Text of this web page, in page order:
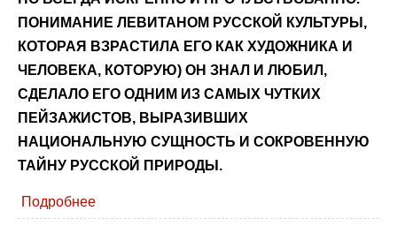
ПОНИМАНИЕ ЛЕВИТАНОМ РУССКОЙ КУЛЬТУРЫ,
КОТОРАЯ ВЗРАСТИЛА ЕГО КАК ХУДОЖНИКА И
ЧЕЛОВЕКА, КОТОРУЮ) ОН ЗНАЛ И ЛЮБИЛ,
СДЕЛАЛО ЕГО ОДНИМ ИЗ САМЫХ ЧУТКИХ
ПЕЙЗАЖИСТОВ, ВЫРАЗИВШИХ
НАЦИОНАЛЬНУЮ СУЩНОСТЬ И СОКРОВЕННУЮ
ТАЙНУ РУССКОЙ ПРИРОДЫ.
Подробнее